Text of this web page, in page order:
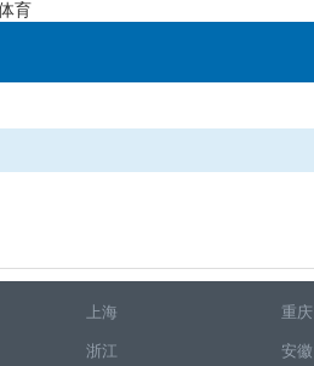
育
上海 重庆
浙江 安徽